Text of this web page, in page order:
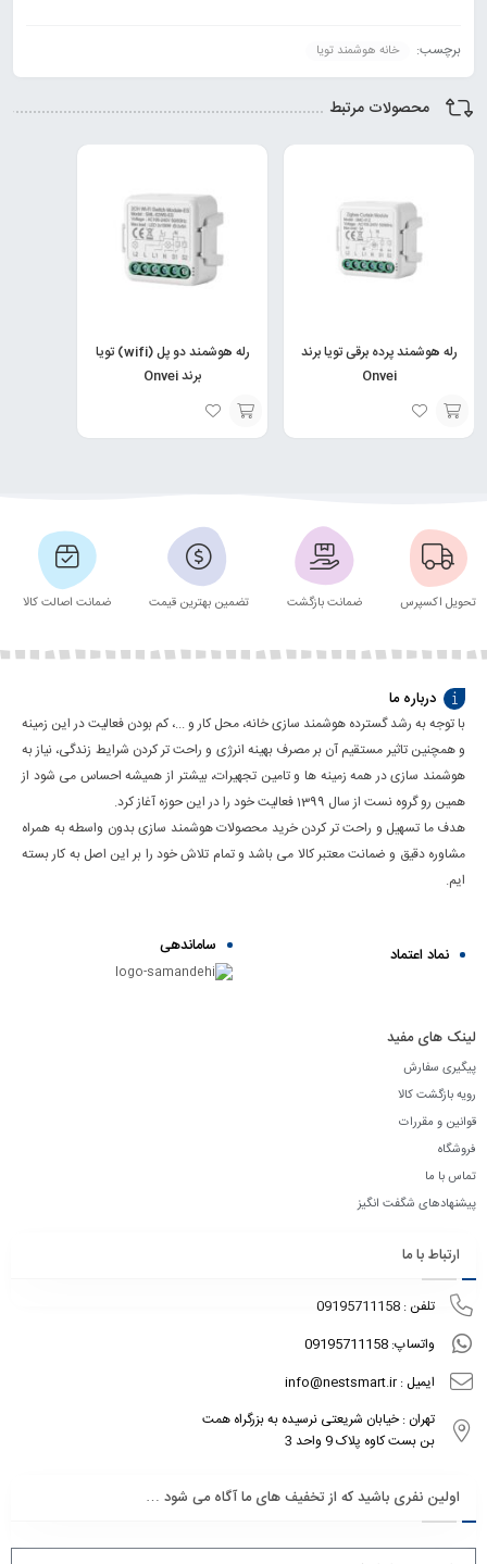
برچسب: خانه هوشمند تویا
محصولات مرتبط
رله هوشمند پرده برقی تویا برند
Onvei
انتخاب
رله هوشمند دو پل (wifi) تویا
برند Onvei
انتخاب
تحویل اکسپرس ضمانت بازگشت تضمین بهترین قیمت ضمانت اصالت کالا
درباره ما
با توجه به رشد گسترده هوشمند سازی خانه، محل کار و ...، کم بودن فعالیت در این زمینه
و همچنین تاثیر مستقیم آن بر مصرف بهینه انرژی و راحت تر کردن شرایط زندگی، نیاز به
هوشمند سازی در همه زمینه ها و تامین تجهیرات، بیشتر از همیشه احساس می شود از
همین رو گروه نست از سال 1399 فعالیت خود را در این حوزه آغاز کرد.
هدف ما تسهیل و راحت تر کردن خرید محصولات هوشمند سازی بدون واسطه به همراه
مشاوره دقیق و ضمانت معتبر کالا می باشد و تمام تلاش خود را بر این اصل به کار بسته
ایم.
نماد اعتماد ساماندهی
لینک های مفید
پیگیری سفارش
رویه بازگشت کالا
قوانین و مقررات
فروشگاه
تماس با ما
پیشنهادهای شگفت انگیز
ارتباط با ما
تلفن : 09195711158
واتساپ: 09195711158
ایمیل : info@nestsmart.ir
تهران : خیابان شریعتی نرسیده به بزرگراه همت
بن بست کاوه پلاک 9 واحد 3
اولین نفری باشید که از تخفیف های ما آگاه می شود …